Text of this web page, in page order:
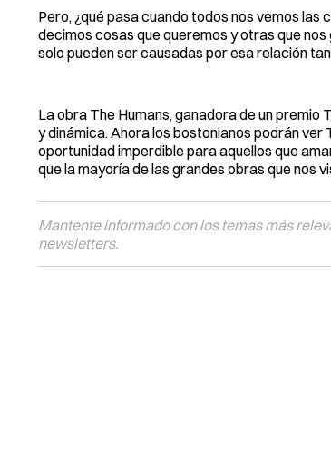
Pero, ¿qué pasa cuando todos nos vemos las
decimos cosas que queremos y otras que
solo pueden ser causadas por esa relación
La obra The Humans, ganadora de un
y dinámica. Ahora los bostonianos podrán ver
oportunidad imperdible para aquellos que
que la mayoría de las grandes obras que nos
Mantente informado con los temas más
newsletters.